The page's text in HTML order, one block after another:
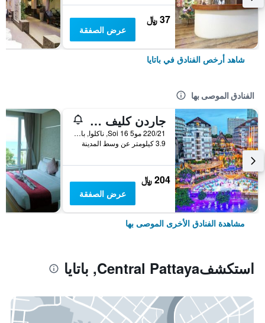
37 ﷼
عرض الصفقة
شاهد أرخص الفنادق في باتايا
الفنادق الموصى بها
جاردن كليف ريزورت آند سبا
220/21 مو5 Soi 16, ناكلوا, بانغلامونغ, باتايا, تايلاند
3.9 كيلومتر عن وسط المدينة
204 ﷼
عرض الصفقة
مشاهدة الفنادق الأخرى الموصى بها
استكشفCentral Pattaya, باتايا